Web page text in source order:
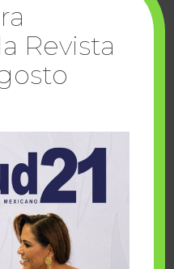
cumplen
y Make-A-Wish
Revista